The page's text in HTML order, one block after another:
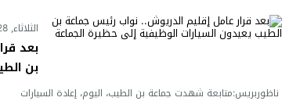
الثلاثاء, 28 يوليو 2026
بعد
بن
الجماعة
ناظوربريس:متابعة شهدت جماعة بن الطيب، اليوم، إعادة السيارات